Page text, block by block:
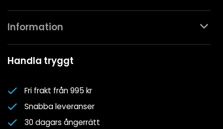
Kontakta oss
Mina favoriter
Information
Spa- & Poolguider
Nyhetsbrev
Om oss
Cookiepolicy
Handla tryggt
Fri frakt från 995 kr
Snabba leveranser
30 dagars ångerrätt